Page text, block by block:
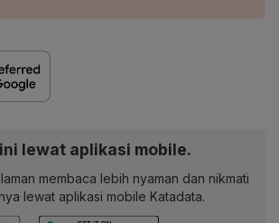
lewat aplikasi mobile.
membaca lebih nyaman dan nikmati
lewat aplikasi mobile Katadata.